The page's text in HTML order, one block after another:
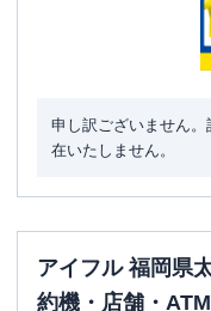
申し訳ございません
在いたしません。
アイフル 福岡県
約機・店舗・